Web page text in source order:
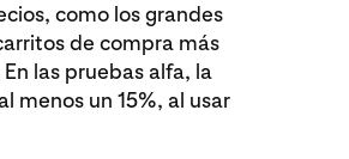
como los grandes
de compra más
las pruebas alfa, la
menos un 15%, al usar